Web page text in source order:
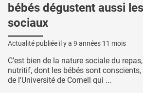
bébés dégustent aussi
sociaux
Actualité publiée il y a 9 années 11 mois
C’est bien de la nature sociale du
nutritif, dont les bébés sont
de l'Université de Cornell qui ...